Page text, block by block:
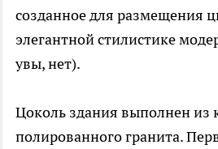
созданное для размещения
элегантной стилистике
увы, нет).
Цоколь здания выполнен из
полированного гранита.